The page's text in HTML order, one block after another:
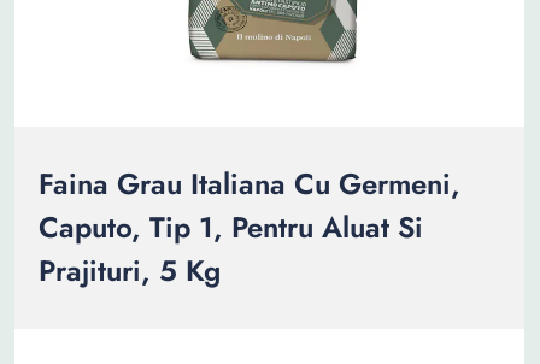
Faina Grau Italiana Cu Germeni,
Caputo, Tip 1, Pentru Aluat Si
Prajituri, 5 Kg